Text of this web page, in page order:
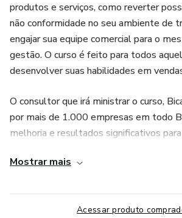
produtos e serviços, como reverter
não conformidade no seu ambiente de
engajar sua equipe comercial para o
gestão. O curso é feito para todos
desenvolver suas habilidades em
O consultor que irá ministrar o curso,
por mais de 1.000 empresas em todo
melhoria e resultados significativos
de extrema importância no momento do
carreira e empresa! Não perca tempo!
momento desse conteúdo e aplique no
Mostrar mais
Acessar produto